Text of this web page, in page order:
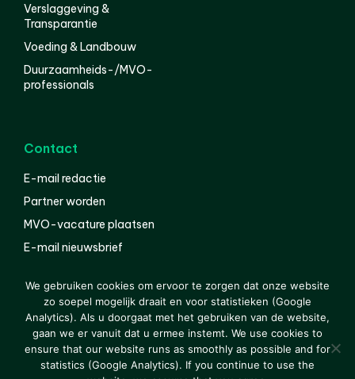
Verslaggeving &
Transparantie
Voeding & Landbouw
Duurzaamheids-/MVO-
professionals
Contact
E-mail redactie
Partner worden
MVO-vacature plaatsen
E-mail nieuwsbrief
© 2000-2026 Van der Molen EIS Colofon
Disclaimer
Privacy
We gebruiken cookies om ervoor te zorgen dat onze website
zo soepel mogelijk draait en voor statistieken (Google
Analytics). Als u doorgaat met het gebruiken van de website,
gaan we er vanuit dat u ermee instemt. We use cookies to
ensure that our website runs as smoothly as possible and for
statistics (Google Analytics). If you continue to use the